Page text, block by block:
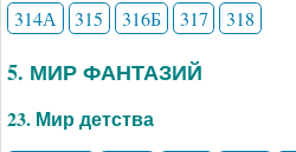
314А
315 316Б 317 318
5. МИР ФАНТАЗИЙ
23. Мир детства